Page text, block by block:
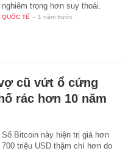
nghiêm trọng hơn suy thoái.
QUỐC TẾ - 1 năm trước
cũ vứt ổ cứng
rác hơn 10 năm
Số Bitcoin này hiện trị giá hơn
700 triệu USD thậm chí hơn do